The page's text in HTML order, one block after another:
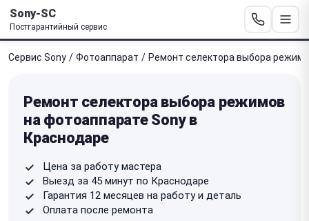
Sony-SC
Постгарантийный сервис
Сервис Sony / Фотоаппарат / Ремонт селектора выбора
Ремонт селектора выбора режимов
на фотоаппарате Sony в
Краснодаре
Цена за работу мастера
Выезд за 45 минут по Краснодаре
Гарантия 12 месяцев на работу и деталь
Оплата после ремонта